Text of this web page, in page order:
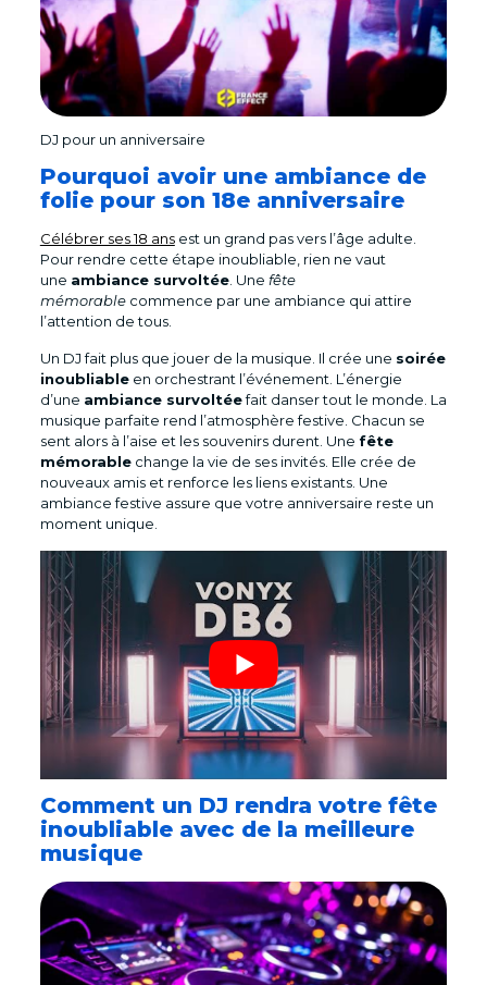
DJ pour un anniversaire
Pourquoi avoir une ambiance de
folie pour son 18e anniversaire
Célébrer ses 18 ansest un grand pas vers l’âge adulte.
Pour rendre cette étape inoubliable, rien ne vaut
une ambiance survoltée. Une fête
mémorablecommence par une ambiance qui attire
l’attention de tous.
Un DJ fait plus que jouer de la musique. Il crée une soirée
inoubliableen orchestrant l’événement. L’énergie
d’une ambiance survoltéefait danser tout le monde. La
musique parfaite rend l’atmosphère festive. Chacun se
sent alors à l’aise et les souvenirs durent. Une fête
mémorablechange la vie de ses invités. Elle crée de
nouveaux amis et renforce les liens existants. Une
ambiance festive assure que votre anniversaire reste un
moment unique.
Comment un DJ rendra votre fête
inoubliable avec de la meilleure
musique